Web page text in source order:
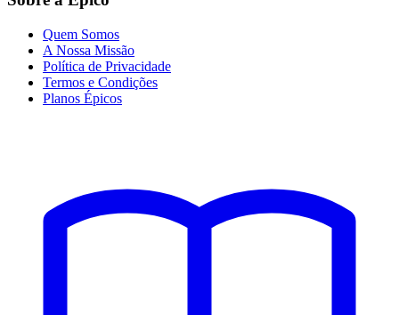
Quem Somos
A Nossa Missão
Política de Privacidade
Termos e Condições
Planos Épicos